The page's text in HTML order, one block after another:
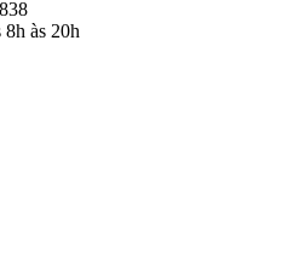
8h às 20h